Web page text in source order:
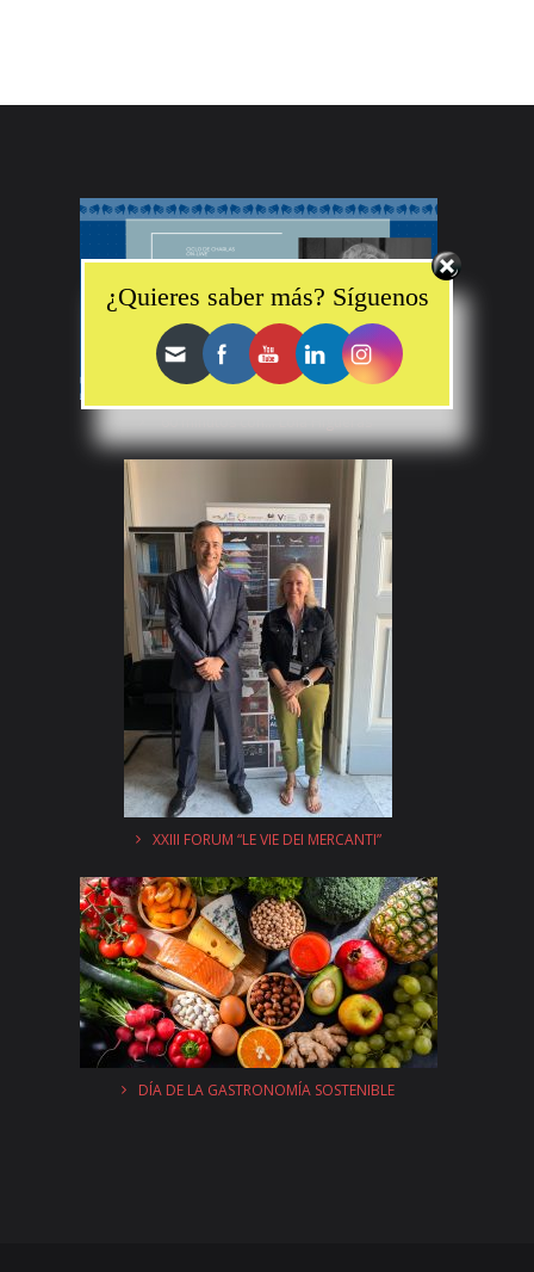
XXIII FORUM “LE VIE DEI MERCANTI”
DÍA DE LA GASTRONOMÍA SOSTENIBLE
¿Quieres saber más? Síguenos
Set Youtube Channel ID